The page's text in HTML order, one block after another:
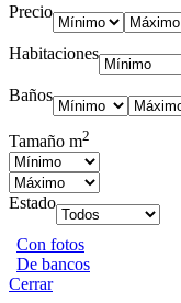
Precio
Habitaciones
Baños
Tamaño m2
Estado
Con fotos
De bancos
Cerrar